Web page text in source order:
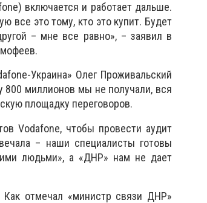
включается и работает дальше.
все это тому, кто это купит. Будет
– мне все равно», – заявил в
Украина» Олег Проживальский
800 миллионов мы не получали, вся
площадку переговоров.
Vodafone, чтобы провести аудит
– наши специалисты готовы
людьми», а «ДНР» нам не дает
Как отмечал «министр связи ДНР»